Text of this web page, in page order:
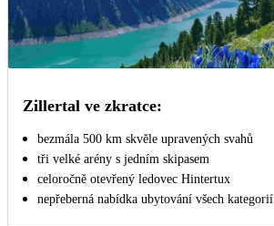
Zillertal ve zkratce:
bezmála 500 km skvěle upravených svahů
tři velké arény s jedním skipasem
celoročně otevřený ledovec Hintertux
nepřeberná nabídka ubytování všech kategorií